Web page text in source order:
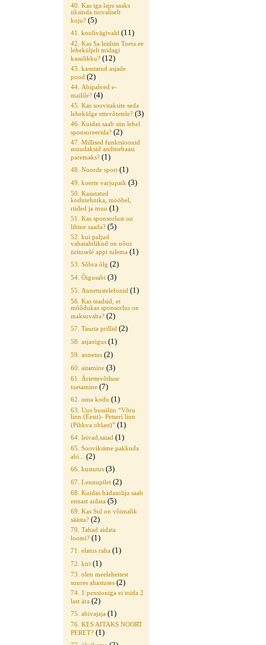
40. Kas iga laps saaks
üksinda turvaliselt
koju? (5)
41. koolivägivald (11)
42. Kas Sa leidsin Toeta.ee
leheküljelt midagi
kasulikku? (12)
43. kasutatud asjade
pood (2)
44. Abipalved e-
mailile? (4)
45. Kas soovitaksite seda
lehekülge ettevõtetele? (3)
46. Kuidas saab siin lehel
sponsoreerida? (2)
47. Millised funktsioonid
muudaksid andmebaasi
paremaks? (1)
48. Noorde sport (1)
49. koerte varjupaik (3)
50. Kasutatud
kodutehnika, mööbel,
riided ja muu (1)
51. Kas sponsorlust on
lihtne saada? (5)
52. kui paljud
vabatahtlikud on nõus
ürituselé appi tulema (1)
53. Sõbra õlg (2)
54. Õigusabi (3)
55. Annetustelefonid (1)
56. Kas teadsid, et
mõõdukas sponsorlus on
maksuvaba? (2)
57. Tasuta prillid (2)
58. asjaoigus (1)
59. annetus (2)
60. aitamine (3)
61. Äriettevõtluse
toetamine (7)
62. oma kodu (1)
63. Uus bussiliin “Võru
linn (Eesti)- Petseri linn
(Pihkva oblast)” (1)
64. leivad,saiad (1)
65. Sooviksime pakkuda
abi...
(2)
66. kustutus (3)
67. Lennupilet (2)
68. Kuidas hädasolija saab
ennast aidata (5)
69. Kas Sul on võimalik
säästa? (2)
70. Tahad aidata
loomi? (1)
71. elatus raha (1)
72. kiri (1)
73. olen meeleheitest
suures ahastuses (2)
74. 1 pensioniga ei toida 2
last ära (2)
75. abivajaja (1)
76. KES AITAKS NOORT
PERET? (1)